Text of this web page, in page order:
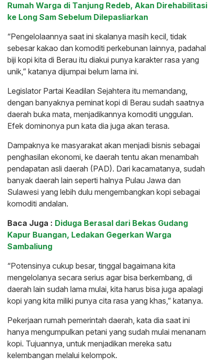
Rumah Warga di Tanjung Redeb, Akan Direhabilitasi
ke Long Sam Sebelum Dilepasliarkan
“Pengelolaannya saat ini skalanya masih kecil, tidak
sebesar kakao dan komoditi perkebunan lainnya, padahal
biji kopi kita di Berau itu diakui punya karakter rasa yang
unik,” katanya dijumpai belum lama ini.
Legislator Partai Keadilan Sejahtera itu memandang,
dengan banyaknya peminat kopi di Berau sudah saatnya
daerah buka mata, menjadikannya komoditi unggulan.
Efek dominonya pun kata dia juga akan terasa.
Dampaknya ke masyarakat akan menjadi bisnis sebagai
penghasilan ekonomi, ke daerah tentu akan menambah
pendapatan asli daerah (PAD). Dari kacamatanya, sudah
banyak daerah lain seperti halnya Pulau Jawa dan
Sulawesi yang lebih dulu mengembangkan kopi sebagai
komoditi andalan.
Baca Juga : Diduga Berasal dari Bekas Gudang
Kapur Buangan, Ledakan Gegerkan Warga
Sambaliung
“Potensinya cukup besar, tinggal bagaimana kita
mengelolanya secara serius agar bisa berkembang, di
daerah lain sudah lama mulai, kita harus bisa juga apalagi
kopi yang kita miliki punya cita rasa yang khas,” katanya.
Pekerjaan rumah pemerintah daerah, kata dia saat ini
hanya mengumpulkan petani yang sudah mulai menanam
kopi. Tujuannya, untuk menjadikan mereka satu
kelembangan melalui kelompok.